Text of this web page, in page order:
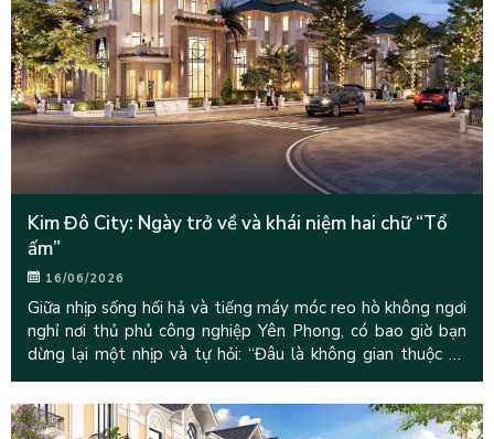
Kim Đô City: Ngày trở về và khái niệm hai chữ “Tổ
ấm”
16/06/2026
Giữa nhịp sống hối hả và tiếng máy móc reo hò không ngơi
nghỉ nơi thủ phủ công nghiệp Yên Phong, có bao giờ bạn
dừng lại một nhịp và tự hỏi: “Đâu là không gian thuộc về
chính mình